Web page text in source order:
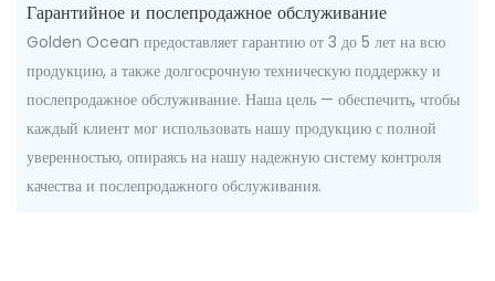
Гарантийное и послепродажное обслуживание
Golden Ocean предоставляет гарантию от 3 до 5 лет на всю
продукцию, а также долгосрочную техническую поддержку и
послепродажное обслуживание. Наша цель — обеспечить, чтобы
каждый клиент мог использовать нашу продукцию с полной
уверенностью, опираясь на нашу надежную систему контроля
качества и послепродажного обслуживания.